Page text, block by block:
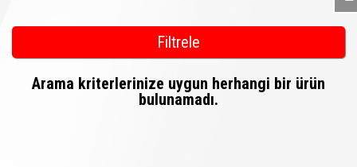
Filtrele
Arama kriterlerinize uygun herhangi bir ürün
bulunamadı.